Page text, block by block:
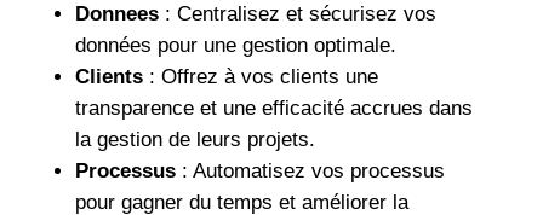
Donnees: Centralisez et sécurisez vos
données pour une gestion optimale.
Clients: Offrez à vos clients une
transparence et une efficacité accrues dans
la gestion de leurs projets.
Processus: Automatisez vos processus
pour gagner du temps et améliorer la